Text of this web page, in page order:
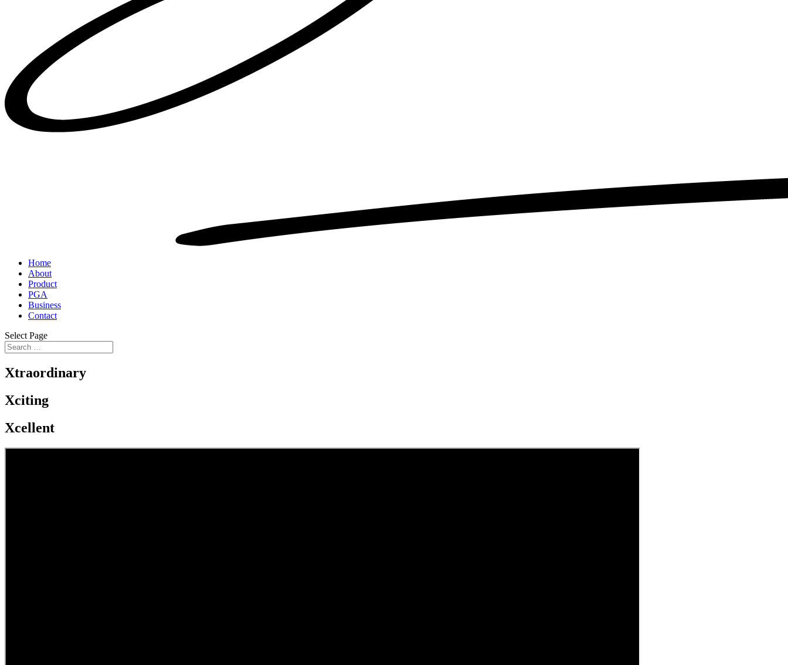
Home
About
Product
PGA
Business
Contact
Select Page
Xtraordinary
Xciting
Xcellent